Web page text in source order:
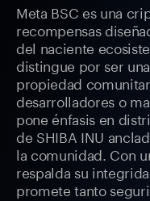
Meta BSC es una
recompensas
del naciente
distingue por ser
propiedad
desarrolladores o
pone énfasis en
de SHIBA INU
la comunidad. Con
respalda su
promete tanto